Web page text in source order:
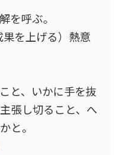
を呼ぶ。
を上げる）熱意
と、いかに手を抜
張し切ること、へ
と。